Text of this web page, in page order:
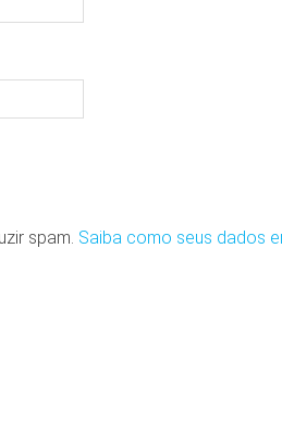
spam. Saiba como seus dados